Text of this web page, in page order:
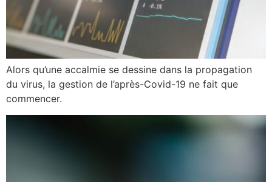
Alors qu’une accalmie se dessine dans la propagation
du virus, la gestion de l’après-Covid-19 ne fait que
commencer.